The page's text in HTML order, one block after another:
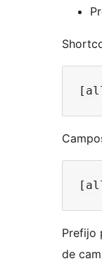
Prefijo
de